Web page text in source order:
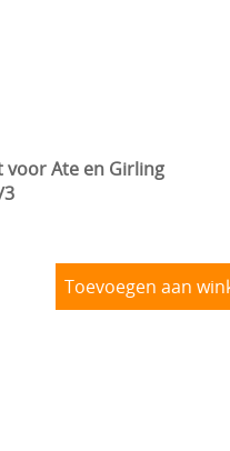
voor Ate en Girling
3
Toevoegen aan